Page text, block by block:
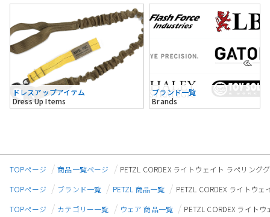
ドレスアップアイテム
Dress Up Items
ブランド一覧
Brands
TOPページ 商品一覧ページ
PETZL CORDEX ライトウェイト ラペリング
TOPページ
ブランド一覧 PETZL 商品一覧
PETZL CORDEX ライトウ
TOPページ
カテゴリー一覧 ウェア 商品一覧
PETZL CORDEX ライト